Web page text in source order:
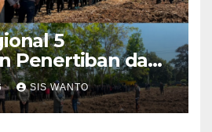
5
Penertiban dan
Aset
di Kebun
Kebun
SIS WANTO